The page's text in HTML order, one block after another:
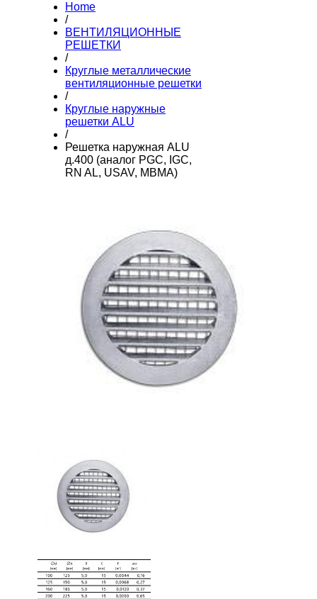
Home
/
ВЕНТИЛЯЦИОННЫЕ
РЕШЕТКИ
/
Круглые металлические
вентиляционные решетки
/
Круглые наружные
решетки ALU
/
Решетка наружная ALU
д.400 (аналог PGC, IGC,
RN AL, USAV, МВМА)